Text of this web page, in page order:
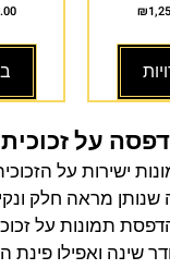
₪
על
ישירות על
מראה חלק
הדפסת תמונות על
שינה ואפילו פינת